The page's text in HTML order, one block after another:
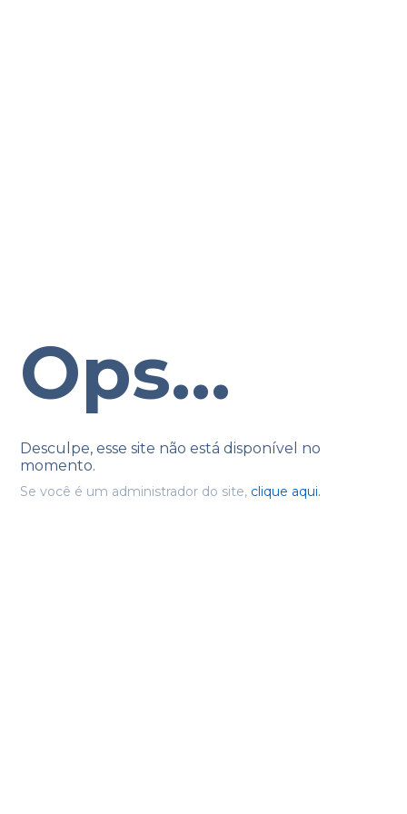
Ops...
Desculpe, esse site não está disponível no
momento.
Se você é um administrador do site, clique aqui.